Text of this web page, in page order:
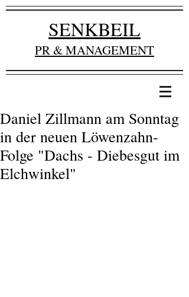
SENKBEIL
PR & MANAGEMENT
Daniel Zillmann am Sonntag
in der neuen Löwenzahn-
Folge "Dachs - Diebesgut im
Elchwinkel"